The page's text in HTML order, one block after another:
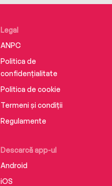
Descarcă app-ul
Android
iOS
Legal
ANPC
Politica de
confidențialitate
Politica de cookie
Termeni și condiții
Regulamente